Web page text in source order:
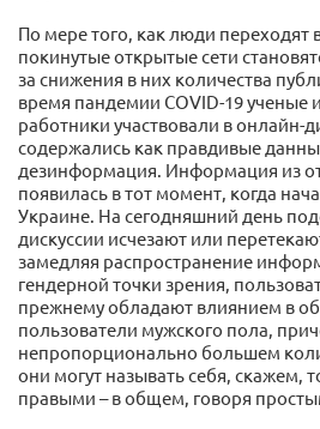
По мере того, как люди переходят
покинутые открытые сети
за снижения в них количества
время пандемии COVID-19 ученые
работники участвовали в онлайн-
содержались как правдивые
дезинформация. Информация из
появилась в тот момент, когда
Украине. На сегодняшний день
дискуссии исчезают или
замедляя распространение
гендерной точки зрения,
прежнему обладают влиянием в
пользователи мужского пола,
непропорционально большем
они могут называть себя, скажем,
правыми – в общем, говоря